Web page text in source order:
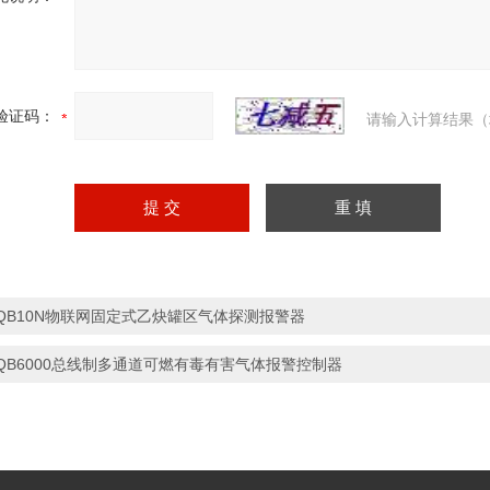
证码： 请输入计算结果
物联网固定式乙炔罐区气体探测报警器
总线制多通道可燃有毒有害气体报警控制器